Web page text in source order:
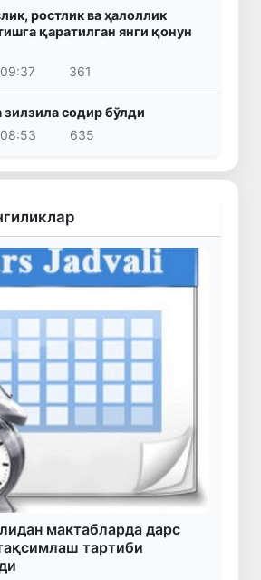
ростлик ва ҳалоллик
қаратилган янги қонун
361
содир бўлди
635
мактабларда дарс
тартиби